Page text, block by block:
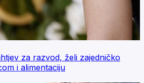
za razvod, želi zajedničko
i alimentaciju